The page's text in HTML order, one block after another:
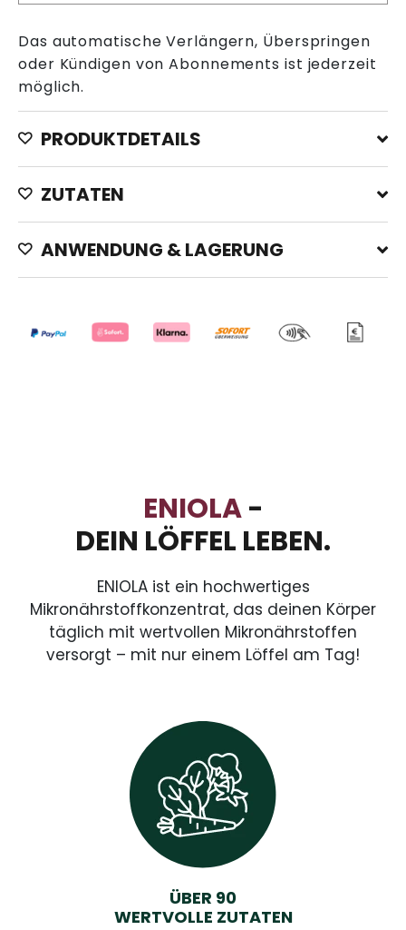
Das automatische Verlängern, Überspringen
oder Kündigen von Abonnements ist jederzeit
möglich.
PRODUKTDETAILS
ZUTATEN
ANWENDUNG & LAGERUNG
ENIOLA-
DEIN LÖFFEL LEBEN.
ENIOLA ist ein hochwertiges
Mikronährstoffkonzentrat, das deinen Körper
täglich mit wertvollen Mikronährstoffen
versorgt – mit nur einem Löffel am Tag!
ÜBER 90
WERTVOLLE ZUTATEN